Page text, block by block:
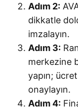
Adım 2:
dikkatle
imzalayın.
Adım 3:
merkezine
yapın;
onaylayın.
Adım 4: